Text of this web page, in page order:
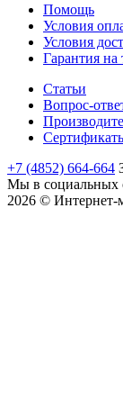
Помощь
Условия
Условия
Гарантия на
Статьи
Вопрос-
+7 (4852) 664-664
Мы в социальных
2026 © Интернет-